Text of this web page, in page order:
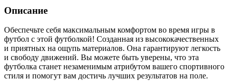
Описание
Обеспечьте себя максимальным комфортом во время игры в
футбол с этой футболкой! Созданная из высококачественных
и приятных на ощупь материалов. Она гарантируют легкость
и свободу движений. Вы можете быть уверены, что эта
футболка станет незаменимым атрибутом вашего спортивного
стиля и помогут вам достичь лучших результатов на поле.